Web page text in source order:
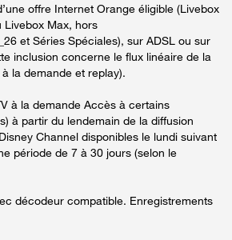
offre Internet Orange éligible (Livebox
Livebox Max, hors
et Séries Spéciales), sur ADSL ou sur
inclusion concerne le flux linéaire de la
la demande et replay).
à la demande Accès à certains
à partir du lendemain de la diffusion
Channel disponibles le lundi suivant
période de 7 à 30 jours (selon le
décodeur compatible. Enregistrements